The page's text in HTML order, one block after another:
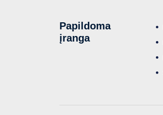
Papildoma
įranga